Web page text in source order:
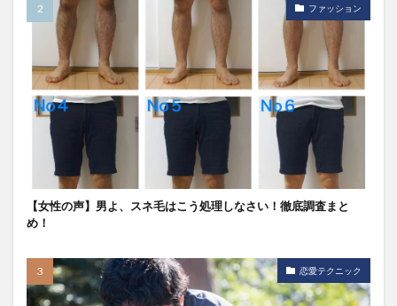
ファッション
【女性の声】男よ、スネ毛はこう処理しなさい！徹底調査まと
め！
恋愛テクニック